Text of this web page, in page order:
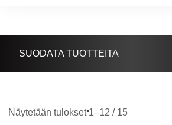
SUODATA TUOTTEITA
Näytetään tulokset 1–12 / 15